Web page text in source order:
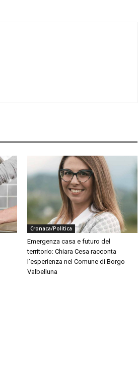
Cronaca/Politica
Emergenza casa e futuro del
territorio: Chiara Cesa racconta
l’esperienza nel Comune di Borgo
Valbelluna